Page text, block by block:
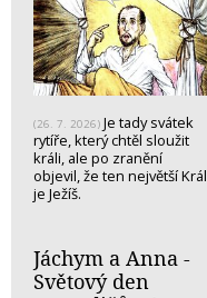
(26. 7. 2026) Je tady svátek
rytíře, který chtěl sloužit
králi, ale po zranění
objevil, že ten největší Král
je Ježíš.
Jáchym a Anna -
Světový den